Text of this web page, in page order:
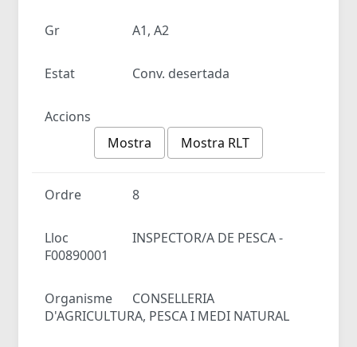
Gr A1, A2
Estat Conv. desertada
Accions
Mostra
Mostra RLT
Ordre 8
Lloc
INSPECTOR/A DE PESCA -
F00890001
Organisme
CONSELLERIA
D'AGRICULTURA, PESCA I MEDI NATURAL